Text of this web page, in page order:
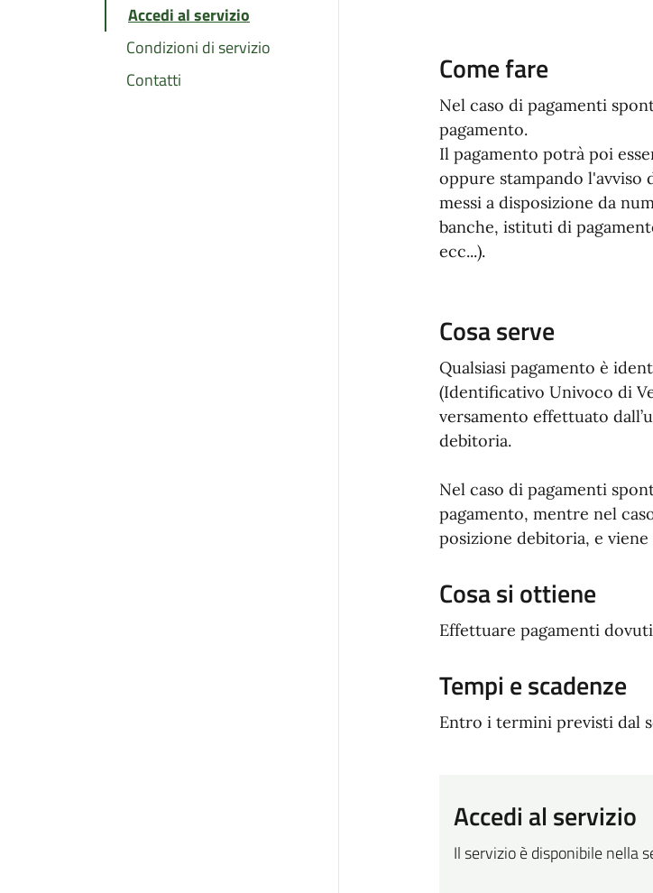
Accedi al servizio
Condizioni di servizio
Contatti
Come fare
Nel caso di pagamenti
pagamento.
Il pagamento potrà poi
oppure stampando l'avviso
messi a disposizione da
banche, istituti di
ecc...).
Cosa serve
Qualsiasi pagamento è
(Identificativo Univoco di
versamento effettuato
debitoria.
Nel caso di pagamenti
pagamento, mentre nel
posizione debitoria, e
Cosa si ottiene
Effettuare pagamenti
Tempi e scadenze
Entro i termini previsti dal
Accedi al servizio
Il servizio è disponibile nella